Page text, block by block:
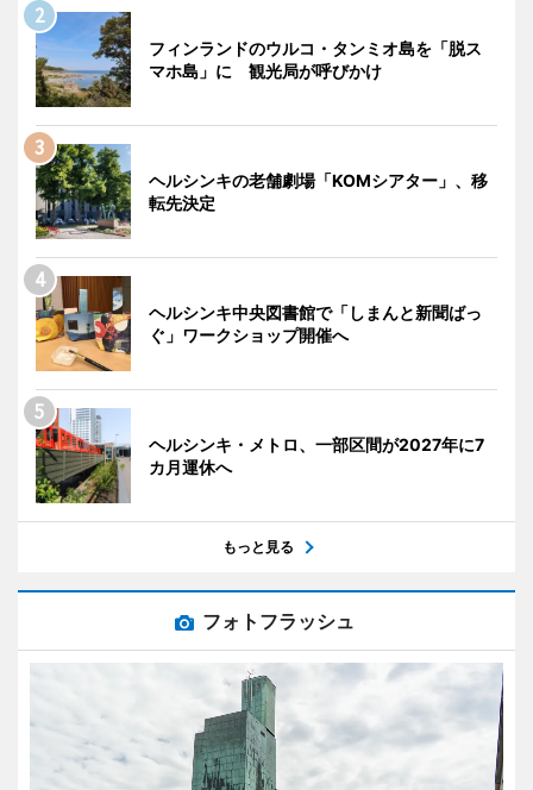
フィンランドのウルコ・タンミオ島を「脱ス
マホ島」に 観光局が呼びかけ
ヘルシンキの老舗劇場「KOMシアター」、移
転先決定
ヘルシンキ中央図書館で「しまんと新聞ばっ
ぐ」ワークショップ開催へ
ヘルシンキ・メトロ、一部区間が2027年に7
カ月運休へ
もっと見る
フォトフラッシュ